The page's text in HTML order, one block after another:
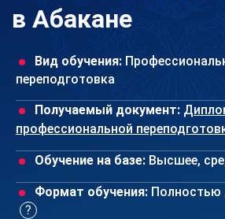
в Абакане
Вид обучения:
переподготовка
Получаемый документ:
профессиональной
Обучение на базе: Высшее,
Формат обучения: Полностью